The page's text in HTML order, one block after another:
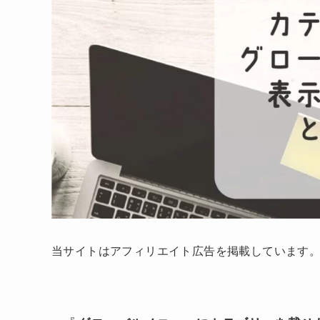
当サイトはアフィリエイト広告を掲載しています